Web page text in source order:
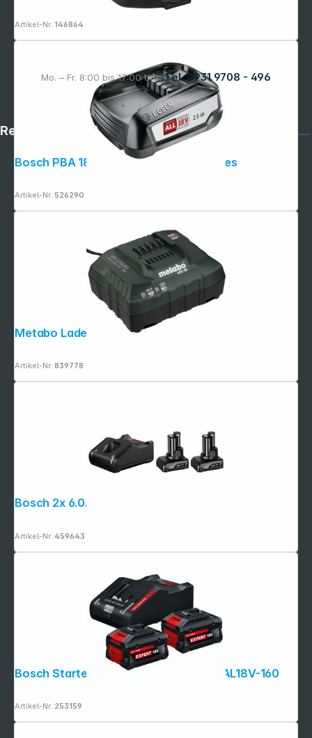
Mo. – Fr. 8:00 bis 17:00 Uhr: Tel. 0931 9708 - 496
Artikel-Nr.:146864
Bosch PBA 18V 2,5 Ah Akku smart series
Artikel-Nr.:526290
Artikel-Nr.:839778
Artikel-Nr.:459643
Bosch Starter-Set 2x EXBA18V-80 EXAL18V-160
Artikel-Nr.:253159
Rechtliches